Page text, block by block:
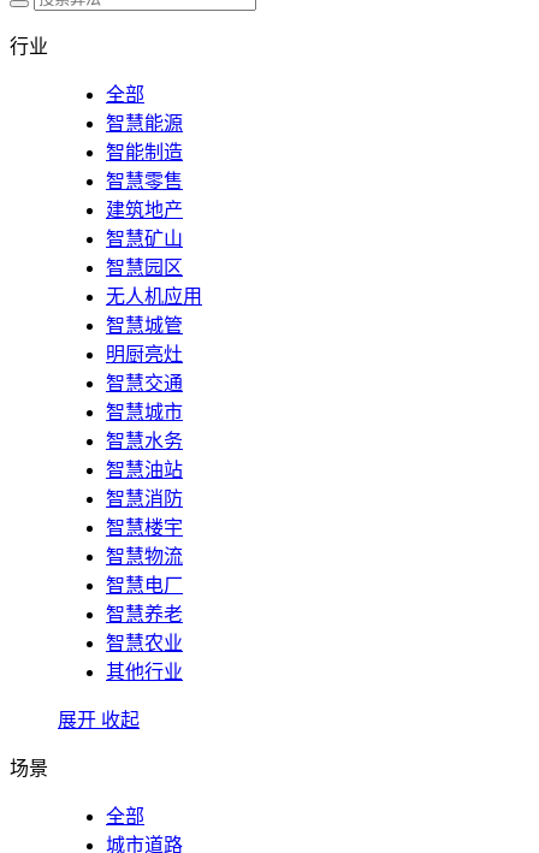
行业
全部
智慧能源
智能制造
智慧零售
建筑地产
智慧矿山
智慧园区
无人机应用
智慧城管
明厨亮灶
智慧交通
智慧城市
智慧水务
智慧油站
智慧消防
智慧楼宇
智慧物流
智慧电厂
智慧养老
智慧农业
其他行业
展开 收起
场景
全部
城市道路